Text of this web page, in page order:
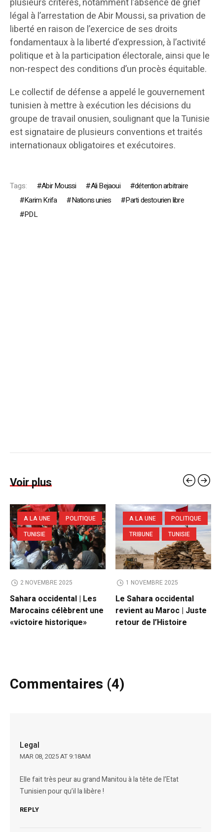
plusieurs critères, notamment l’absence de grief
légal à l’arrestation de Abir Moussi, sa privation de
liberté en raison de l’exercice de ses droits
fondamentaux à la liberté d’expression, à l’activité
politique et à la participation électorale, ainsi que le
non-respect des conditions d’un procès équitable.
Le collectif de défense a appelé le gouvernement
tunisien à mettre à exécution les décisions du
groupe de travail onusien, soulignant que la Tunisie
est signataire de plusieurs conventions et traités
internationaux obligatoires et exécutoires.
Tags: Abir Moussi Ali Bejaoui
détention arbitraire
Karim Krifa
Nations unies
Parti destourien libre
PDL
Voir plus
A LA UNE
POLITIQUE
TUNISIE
2 NOVEMBRE 2025
Sahara occidental | Les
Marocains célèbrent une
«victoire historique»
A LA UNE
POLITIQUE
TRIBUNE
TUNISIE
1 NOVEMBRE 2025
Le Sahara occidental
revient au Maroc | Juste
retour de l’Histoire
Commentaires (4)
Legal
MAR 08, 2025 AT 9:18AM
Elle fait très peur au grand Manitou à la tête de l’Etat
Tunisien pour qu’il la libère !
REPLY